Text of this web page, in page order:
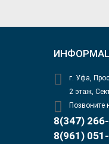
г. Уфа,
2 этаж,
Позвоните
8(347)
8(961)